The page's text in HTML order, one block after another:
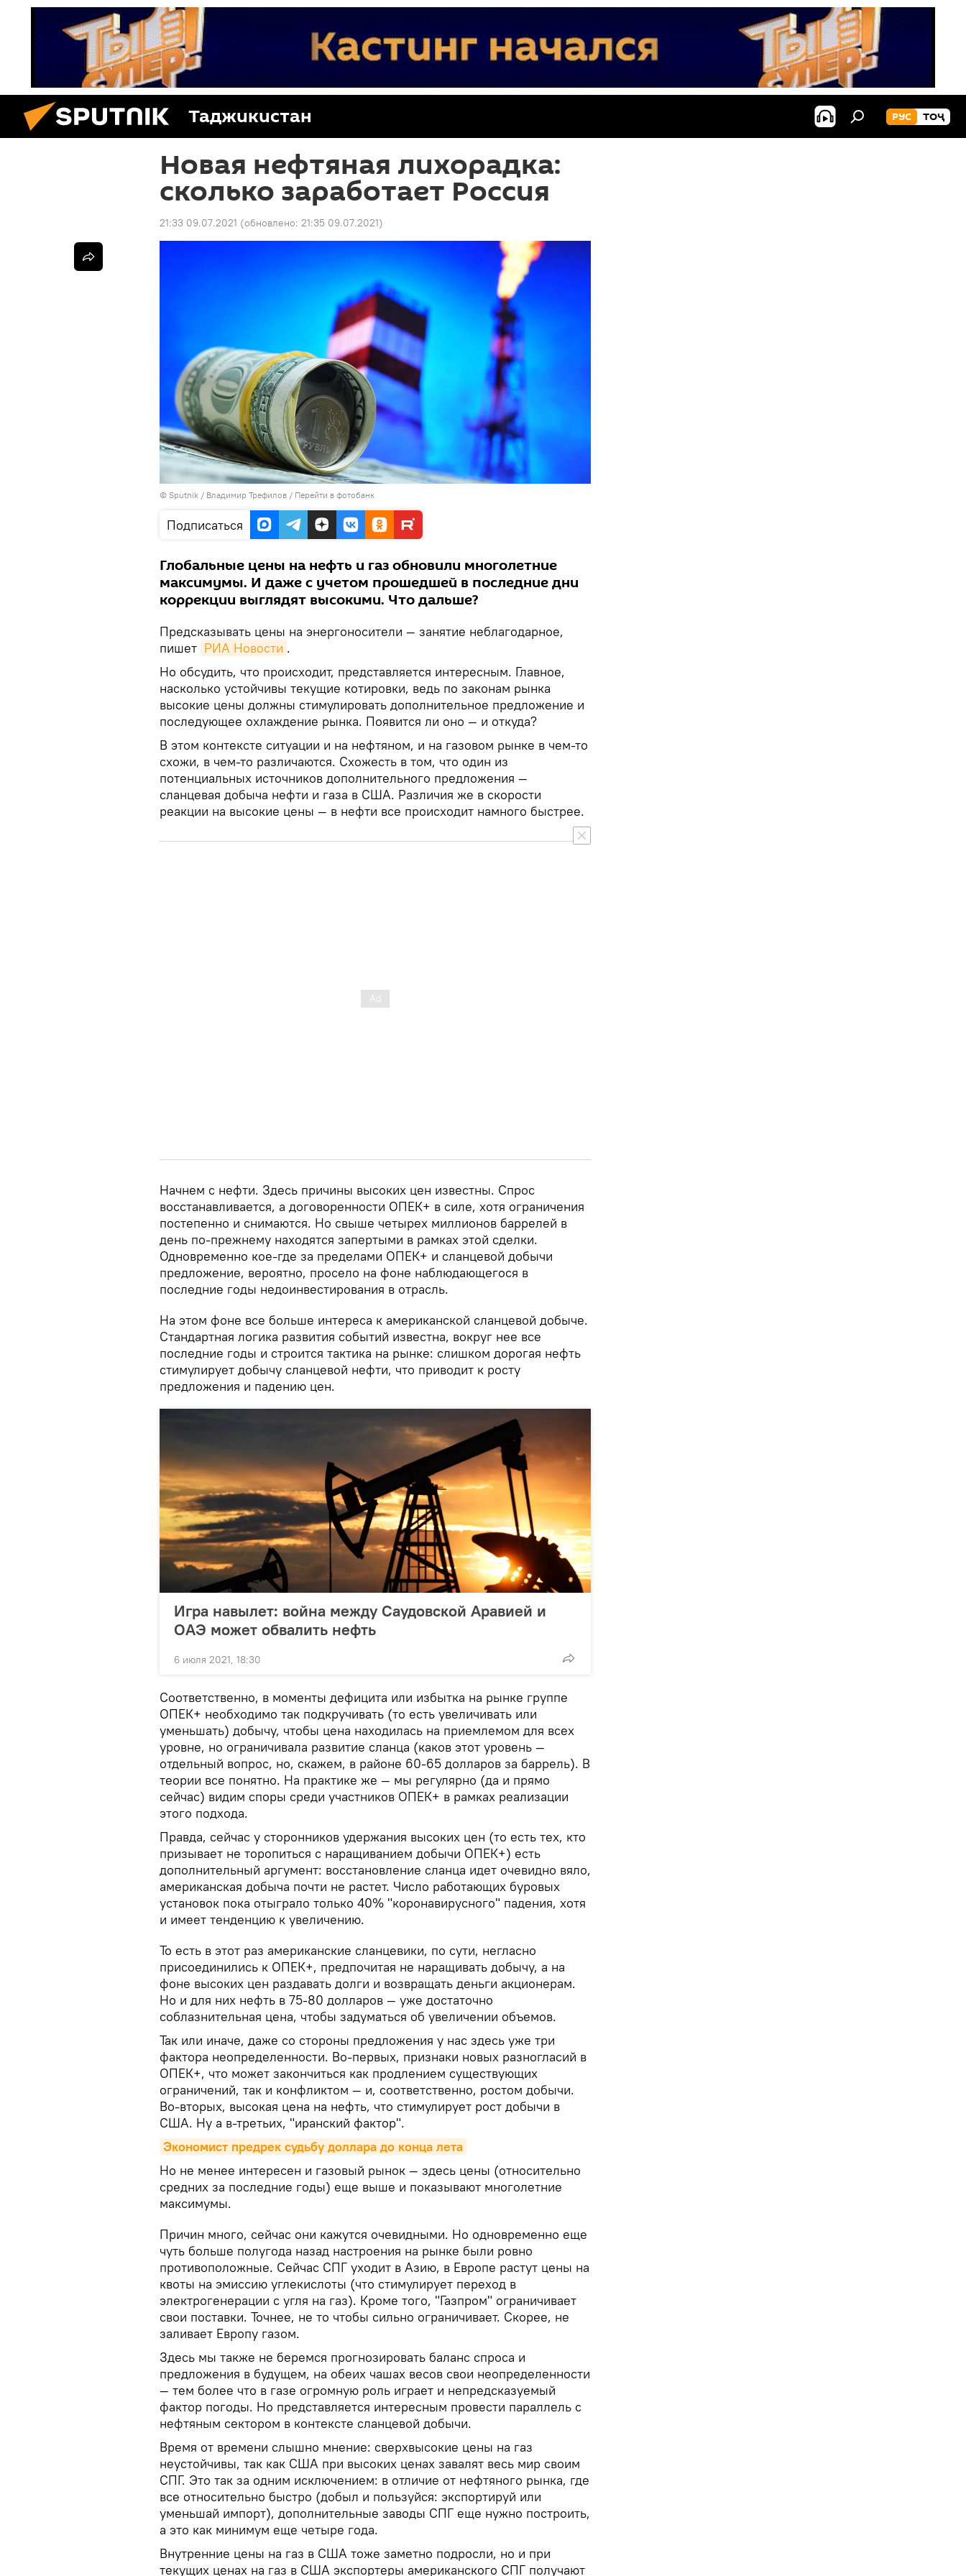
Таджикистан РУС ТОҶ
Новая нефтяная лихорадка:
сколько заработает Россия
21:33 09.07.2021 (обновлено: 21:35 09.07.2021)
© Sputnik / Владимир Трефилов / Перейти в фотобанк
Подписаться
Глобальные цены на нефть и газ обновили многолетние
максимумы. И даже с учетом прошедшей в последние дни
коррекции выглядят высокими. Что дальше?
Предсказывать цены на энергоносители — занятие неблагодарное,
пишет РИА Новости .
Но обсудить, что происходит, представляется интересным. Главное,
насколько устойчивы текущие котировки, ведь по законам рынка
высокие цены должны стимулировать дополнительное предложение и
последующее охлаждение рынка. Появится ли оно — и откуда?
В этом контексте ситуации и на нефтяном, и на газовом рынке в чем-то
схожи, в чем-то различаются. Схожесть в том, что один из
потенциальных источников дополнительного предложения —
сланцевая добыча нефти и газа в США. Различия же в скорости
реакции на высокие цены — в нефти все происходит намного быстрее.
Начнем с нефти. Здесь причины высоких цен известны. Спрос
восстанавливается, а договоренности ОПЕК+ в силе, хотя ограничения
постепенно и снимаются. Но свыше четырех миллионов баррелей в
день по-прежнему находятся запертыми в рамках этой сделки.
Одновременно кое-где за пределами ОПЕК+ и сланцевой добычи
предложение, вероятно, просело на фоне наблюдающегося в
последние годы недоинвестирования в отрасль.
На этом фоне все больше интереса к американской сланцевой добыче.
Стандартная логика развития событий известна, вокруг нее все
последние годы и строится тактика на рынке: слишком дорогая нефть
стимулирует добычу сланцевой нефти, что приводит к росту
предложения и падению цен.
Игра навылет: война между Саудовской Аравией и
ОАЭ может обвалить нефть
6 июля 2021, 18:30
Соответственно, в моменты дефицита или избытка на рынке группе
ОПЕК+ необходимо так подкручивать (то есть увеличивать или
уменьшать) добычу, чтобы цена находилась на приемлемом для всех
уровне, но ограничивала развитие сланца (каков этот уровень —
отдельный вопрос, но, скажем, в районе 60-65 долларов за баррель). В
теории все понятно. На практике же — мы регулярно (да и прямо
сейчас) видим споры среди участников ОПЕК+ в рамках реализации
этого подхода.
Правда, сейчас у сторонников удержания высоких цен (то есть тех, кто
призывает не торопиться с наращиванием добычи ОПЕК+) есть
дополнительный аргумент: восстановление сланца идет очевидно вяло,
американская добыча почти не растет. Число работающих буровых
установок пока отыграло только 40% "коронавирусного" падения, хотя
и имеет тенденцию к увеличению.
То есть в этот раз американские сланцевики, по сути, негласно
присоединились к ОПЕК+, предпочитая не наращивать добычу, а на
фоне высоких цен раздавать долги и возвращать деньги акционерам.
Но и для них нефть в 75-80 долларов — уже достаточно
соблазнительная цена, чтобы задуматься об увеличении объемов.
Так или иначе, даже со стороны предложения у нас здесь уже три
фактора неопределенности. Во-первых, признаки новых разногласий в
ОПЕК+, что может закончиться как продлением существующих
ограничений, так и конфликтом — и, соответственно, ростом добычи.
Во-вторых, высокая цена на нефть, что стимулирует рост добычи в
США. Ну а в-третьих, "иранский фактор".
Экономист предрек судьбу доллара до конца лета
Но не менее интересен и газовый рынок — здесь цены (относительно
средних за последние годы) еще выше и показывают многолетние
максимумы.
Причин много, сейчас они кажутся очевидными. Но одновременно еще
чуть больше полугода назад настроения на рынке были ровно
противоположные. Сейчас СПГ уходит в Азию, в Европе растут цены на
квоты на эмиссию углекислоты (что стимулирует переход в
электрогенерации с угля на газ). Кроме того, "Газпром" ограничивает
свои поставки. Точнее, не то чтобы сильно ограничивает. Скорее, не
заливает Европу газом.
Здесь мы также не беремся прогнозировать баланс спроса и
предложения в будущем, на обеих чашах весов свои неопределенности
— тем более что в газе огромную роль играет и непредсказуемый
фактор погоды. Но представляется интересным провести параллель с
нефтяным сектором в контексте сланцевой добычи.
Время от времени слышно мнение: сверхвысокие цены на газ
неустойчивы, так как США при высоких ценах завалят весь мир своим
СПГ. Это так за одним исключением: в отличие от нефтяного рынка, где
все относительно быстро (добыл и пользуйся: экспортируй или
уменьшай импорт), дополнительные заводы СПГ еще нужно построить,
а это как минимум еще четыре года.
Внутренние цены на газ в США тоже заметно подросли, но и при
текущих ценах на газ в США экспортеры американского СПГ получают